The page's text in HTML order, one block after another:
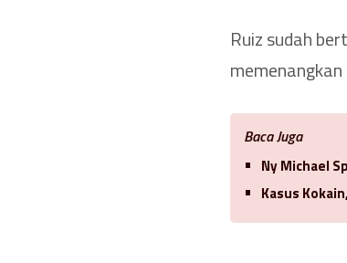
Ruiz sudah
Baca Juga
Ny Michael
Kasus